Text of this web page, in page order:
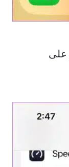
على